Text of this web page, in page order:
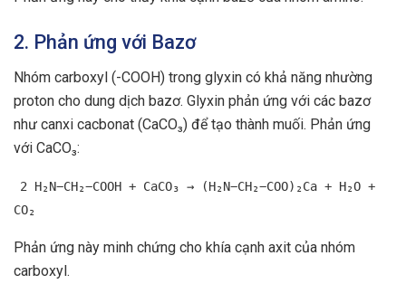
2. Phản ứng với Bazơ
Nhóm carboxyl (-COOH) trong glyxin có khả năng nhường
proton cho dung dịch bazơ. Glyxin phản ứng với các bazơ
như canxi cacbonat (CaCO₃) để tạo thành muối. Phản ứng
với CaCO₃:
2 H₂N−CH₂−COOH + CaCO₃ → (H₂N−CH₂−COO)₂Ca + H₂O +
CO₂
Phản ứng này minh chứng cho khía cạnh axit của nhóm
carboxyl.